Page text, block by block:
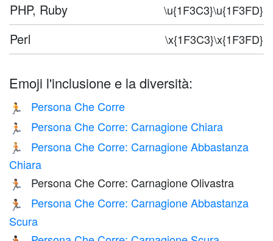
PHP, Ruby \u{1F3C3}\u{1F3FD}
Perl \x{1F3C3}\x{1F3FD}
Emoji l'inclusione e la diversità:
🏃 Persona Che Corre
🏃🏻 Persona Che Corre: Carnagione Chiara
🏃🏼
Persona Che Corre: Carnagione Abbastanza
Chiara
🏃🏽 Persona Che Corre: Carnagione Olivastra
🏃🏾
Persona Che Corre: Carnagione Abbastanza
Scura